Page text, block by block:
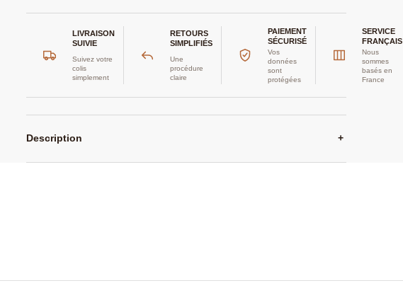
LIVRAISON
SUIVIE
Suivez votre
colis
simplement
RETOURS
SIMPLIFIÉS
Une
procédure
claire
PAIEMENT
SÉCURISÉ
Vos
données
sont
protégées
SERVICE
FRANÇAIS
Nous
sommes
basés en
France
Description +